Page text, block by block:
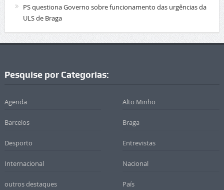
PS questiona Governo sobre funcionamento das urgências da
ULS de Braga
Pesquise por Categorias:
Agenda Alto Minho
Barcelos Braga
Desporto Entrevistas
Internacional Nacional
outros destaques País